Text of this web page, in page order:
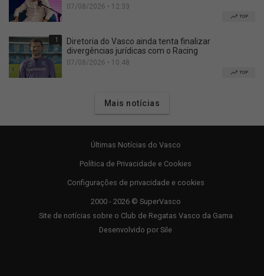
07/08/2026 • 12:33
TOP
1
Diretoria do Vasco ainda tenta finalizar
divergências jurídicas com o Racing
07/08/2026 • 10:48
TOP
Mais notícias
Últimas Notícias do Vasco
Política de Privacidade e Cookies
Configurações de privacidade e cookies
2000 - 2026 © SuperVasco
Site de notícias sobre o Club de Regatas Vasco da Gama
Desenvolvido por Sile